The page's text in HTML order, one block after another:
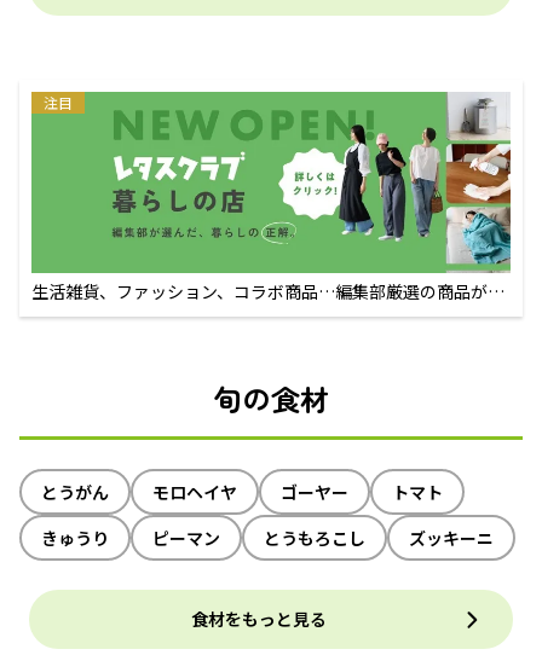
注目
生活雑貨、ファッション、コラボ商品…編集部厳選の商品が買
えるECサイト
旬の食材
とうがん モロヘイヤ ゴーヤー
トマト
きゅうり
ピーマン とうもろこし ズッキーニ
食材をもっと見る